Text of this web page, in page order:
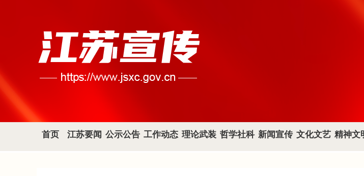
首页 江苏要闻 公示公告 工作动态 理论武装 哲学社科 新闻宣传 文化文艺 精神文